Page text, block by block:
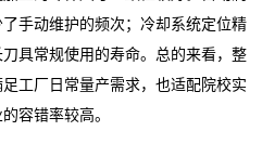
手动维护的频次；冷却系统定位精
具常规使用的寿命。总的来看，整
工厂日常量产需求，也适配院校实
容错率较高。